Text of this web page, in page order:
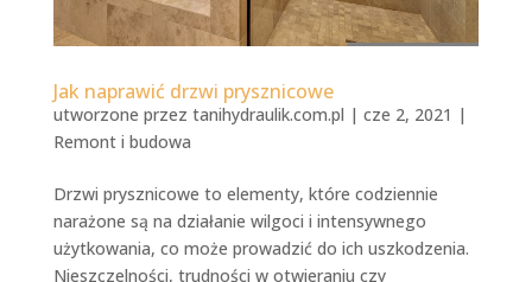
Jak naprawić drzwi prysznicowe
utworzone przez tanihydraulik.com.pl | cze 2, 2021 |
Remont i budowa
Drzwi prysznicowe to elementy, które codziennie
narażone są na działanie wilgoci i intensywnego
użytkowania, co może prowadzić do ich uszkodzenia.
Nieszczelności, trudności w otwieraniu czy